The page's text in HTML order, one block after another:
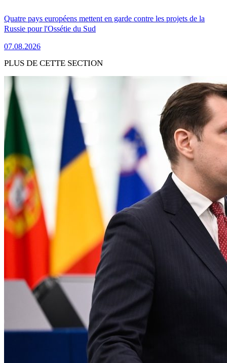
Quatre pays européens mettent en garde contre les projets de la
Russie pour l'Ossétie du Sud
07.08.2026
PLUS DE CETTE SECTION